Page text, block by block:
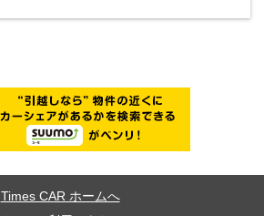
Times CAR ホームへ